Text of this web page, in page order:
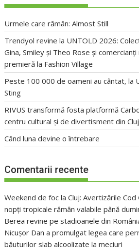
Urmele care rămân: Almost Still
Trendyol revine la UNTOLD 2026:
Gina, Smiley și Theo Rose și
premieră la Fashion Village
Peste 100 000 de oameni au cântat, la
Sting
RIVUS transformă fosta platformă
centru cultural și de divertisment din
Când luna devine o întrebare
Comentarii recente
Weekend de foc la Cluj: Avertizările Cod
nopți tropicale rămân valabile până
Berea revine pe stadioanele din
Nicușor Dan a promulgat legea care
băuturilor slab alcoolizate la meciuri